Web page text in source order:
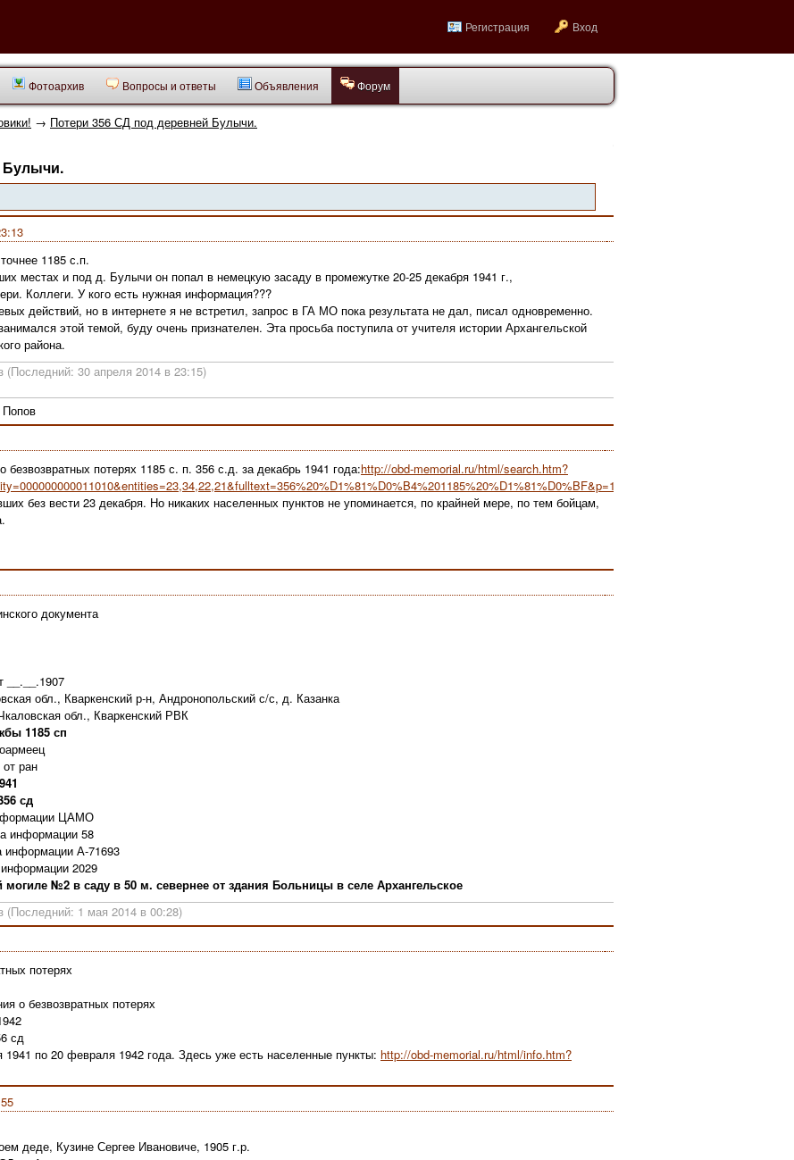
Регистрация Вход
Фотоархив Вопросы и ответы Объявления Форум
→ Потери 356 СД под деревней Булычи.
Булычи.
1185 с.п.
местах и под д. Булычи он попал в немецкую засаду в промежутке 20-25 декабря 1941 г.,
Коллеги. У кого есть нужная информация???
действий, но в интернете я не встретил, запрос в ГА МО пока результата не дал, писал одновременно.
этой темой, буду очень признателен. Эта просьба поступила от учителя истории Архангельской
района.
(Последний: 30 апреля 2014 в 23:15)
безвозвратных потерях 1185 с. п. 356 с.д. за декабрь 1941 года:http://obd-memorial.ru/html/search.htm?
без вести 23 декабря. Но никаких населенных пунктов не упоминается, по крайней мере, по тем бойцам,
документа
__.__.1907
обл., Кваркенский р-н, Андронопольский с/с, д. Казанка
обл., Кваркенский РВК
1185 сп
ран
сд
ЦАМО
информации 58
информации А-71693
2029
могиле №2 в саду в 50 м. севернее от здания Больницы в селе Архангельское
(Последний: 1 мая 2014 в 00:28)
потерях
о безвозвратных потерях
сд
1941 по 20 февраля 1942 года. Здесь уже есть населенные пункты: http://obd-memorial.ru/html/info.htm?
деде, Кузине Сергее Ивановиче, 1905 г.р.